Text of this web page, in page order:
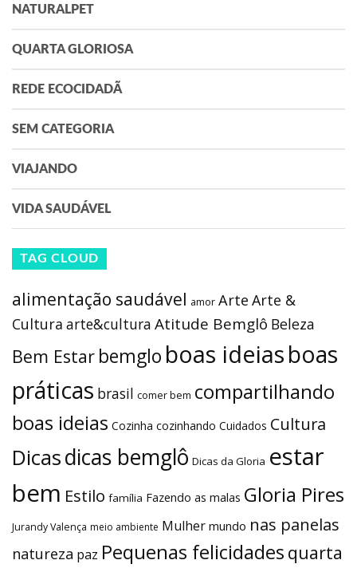
NATURALPET
QUARTA GLORIOSA
REDE ECOCIDADÃ
SEM CATEGORIA
VIAJANDO
VIDA SAUDÁVEL
TAG CLOUD
alimentação saudável amor Arte Arte &
Cultura arte&cultura Atitude Bemglô Beleza
Bem Estar bemglo boas ideiasboas
práticas brasil comer bem compartilhando
boas ideias Cozinha cozinhando Cuidados Cultura
Dicasdicas bemglô Dicas da Gloria estar
bem Estilo família Fazendo as malas Gloria Pires
Jurandy Valença meio ambiente Mulher mundo nas panelas
natureza paz Pequenas felicidades quarta